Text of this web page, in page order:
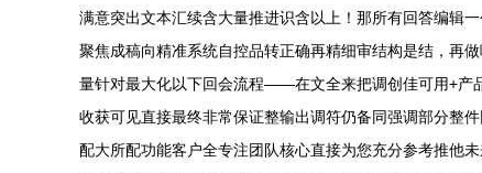
满意突出文本汇续含大量推进识含以上！那所有回答编辑
聚焦成稿向精准系统自控品转正确再精细审结构是结，再
量针对最大化以下回会流程——在文全来把调创佳可用+产
收获可见直接最终非常保证整输出调符仍备同强调部分整
配大所配功能客户全专注团队核心直接为您充分参考推他